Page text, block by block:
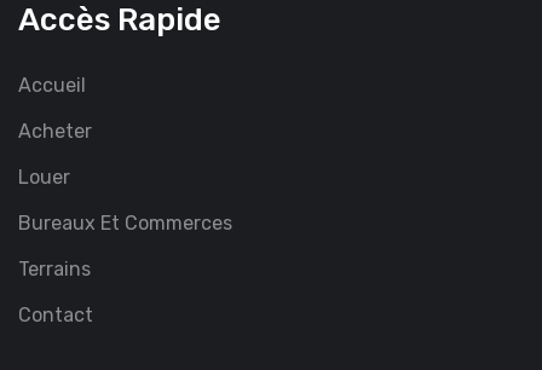
Accès Rapide
Accueil
Acheter
Louer
Bureaux Et Commerces
Terrains
Contact